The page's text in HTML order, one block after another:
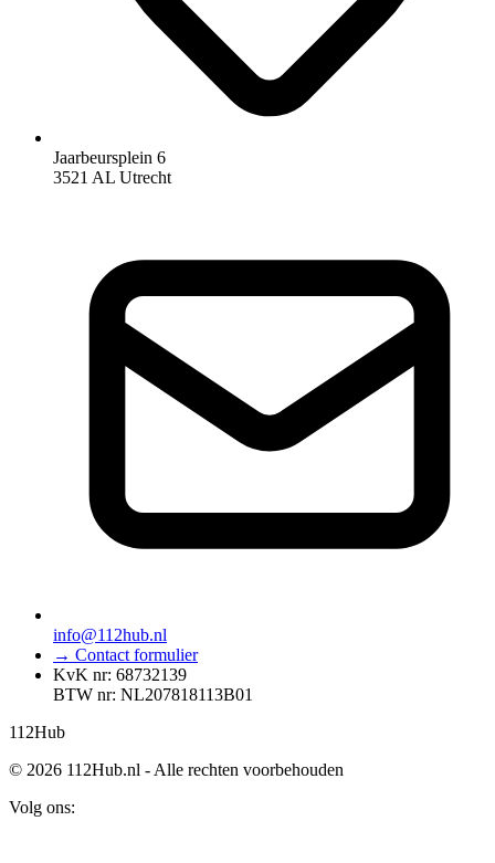
Jaarbeursplein 6
3521 AL Utrecht
info@112hub.nl
→ Contact formulier
KvK nr: 68732139
BTW nr: NL207818113B01
112Hub
© 2026 112Hub.nl - Alle rechten voorbehouden
Volg ons: